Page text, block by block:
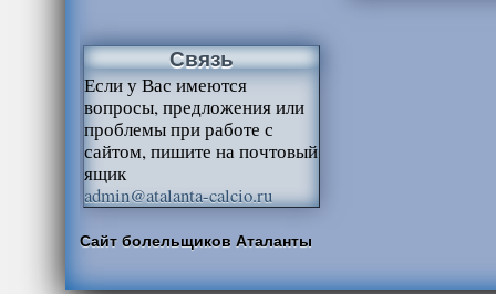
Связь
Если у Вас имеются
вопросы, предложения или
проблемы при работе с
сайтом, пишите на почтовый
ящик
admin@atalanta-calcio.ru
Сайт болельщиков Аталанты